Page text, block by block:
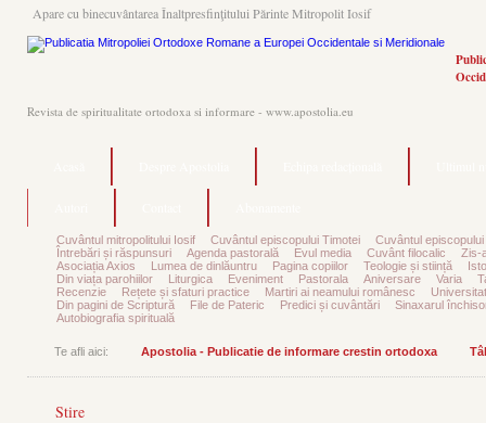
Apare cu binecuvântarea Înaltpresfinţitului Părinte Mitropolit Iosif
Revista de spiritualitate ortodoxa si informare - www.apostolia.eu
Cuvântul mitropolitului Iosif Cuvântul episcopului Timotei
Cuvântul episcopului
Întrebări și răspunsuri
Agenda pastorală Evul media Cuvânt filocalic
Zis-
Asociația Axios
Lumea de dinlăuntru Pagina copiilor Teologie și stiință
Din viața parohiilor
Liturgica Eveniment Pastorala Aniversare Varia
Recenzie
Rețete și sfaturi practice Martiri ai neamului românesc
Din pagini de Scriptură
File de Pateric Predici și cuvântări
Sinaxarul
Autobiografia spirituală
Te afli aici: Apostolia - Publicatie de informare crestin ortodoxa
Stire